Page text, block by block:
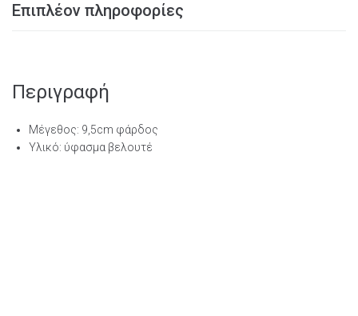
Επιπλέον πληροφορίες
Περιγραφή
Μέγεθος: 9,5cm φάρδος
Υλικό: ύφασμα βελουτέ